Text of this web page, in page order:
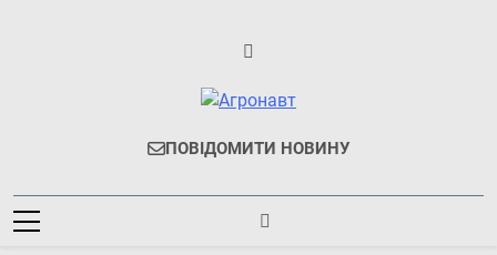
Агронавт
Новини Українського
ПОВІДОМИТИ НОВИНУ